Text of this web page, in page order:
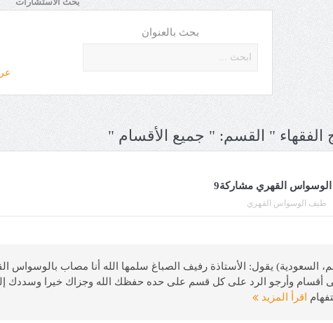
بحث بالعنوان
الفقهاء " القسم: " جميع الأقسام "
الوسواس القهري مشاركة9
طيف الوسواس القهري
أقسام وأرجو الرد على كل قسم على حده حفظك الله وجزاك خيرا وسددك
اقرأ المزيد